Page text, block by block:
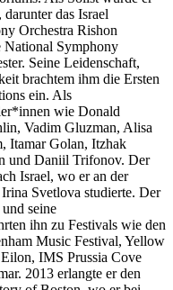
das Israel
Orchestra Rishon
National Symphony
Seine Leidenschaft,
brachtem ihm die Ersten
ein. Als
wie Donald
Vadim Gluzman, Alisa
Itamar Golan, Itzhak
und Daniil Trifonov. Der
Israel, wo er an der
Svetlova studierte. Der
seine
ihn zu Festivals wie den
Music Festival, Yellow
IMS Prussia Cove
2013 erlangte er den